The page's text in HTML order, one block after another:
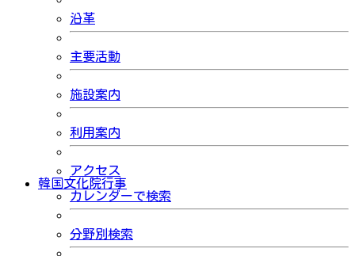
沿革
主要活動
施設案内
利用案内
アクセス
韓国文化院行事
カレンダーで検索
分野別検索